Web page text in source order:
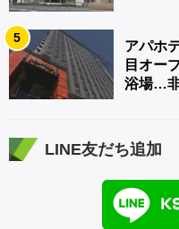
5
アパホ
目オー
浴場…
LINE友だち追加